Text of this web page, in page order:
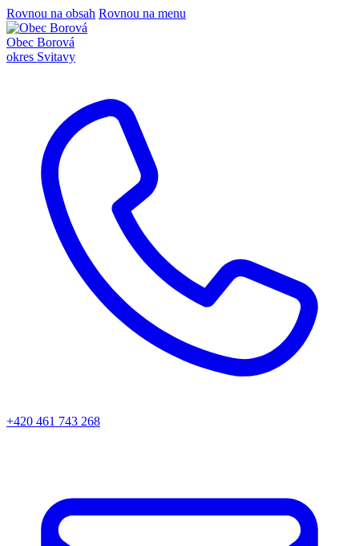
Rovnou na obsah Rovnou na menu
Obec Borová
okres Svitavy
+420 461 743 268